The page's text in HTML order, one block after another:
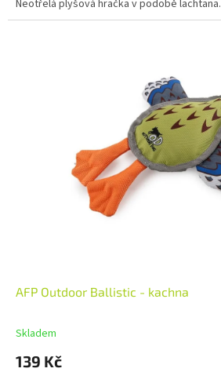
Neotřelá plyšová hračka v podobě lachtana.
AFP Outdoor Ballistic - kachna
Skladem
139 Kč